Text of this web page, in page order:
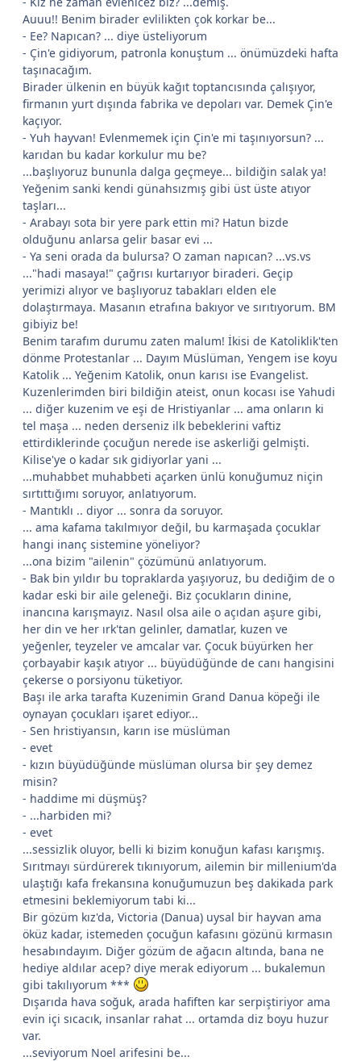
Auuu!! Benim birader evlilikten çok korkar be...
- Ee? Napıcan? ... diye üsteliyorum
- Çin'e gidiyorum, patronla konuştum ... önümüzdeki hafta
taşınacağım.
Birader ülkenin en büyük kağıt toptancısında çalışıyor,
firmanın yurt dışında fabrika ve depoları var. Demek Çin'e
kaçıyor.
- Yuh hayvan! Evlenmemek için Çin'e mi taşınıyorsun? ...
karıdan bu kadar korkulur mu be?
...başlıyoruz bununla dalga geçmeye... bildiğin salak ya!
Yeğenim sanki kendi günahsızmış gibi üst üste atıyor
taşları...
- Arabayı sota bir yere park ettin mi? Hatun bizde
olduğunu anlarsa gelir basar evi ...
- Ya seni orada da bulursa? O zaman napıcan? ...vs.vs
..."hadi masaya!" çağrısı kurtarıyor biraderi. Geçip
yerimizi alıyor ve başlıyoruz tabakları elden ele
dolaştırmaya. Masanın etrafına bakıyor ve sırıtıyorum. BM
gibiyiz be!
Benim tarafım durumu zaten malum! İkisi de Katoliklik'ten
dönme Protestanlar ... Dayım Müslüman, Yengem ise koyu
Katolik ... Yeğenim Katolik, onun karısı ise Evangelist.
Kuzenlerimden biri bildiğin ateist, onun kocası ise Yahudi
... diğer kuzenim ve eşi de Hristiyanlar ... ama onların ki
tel maşa ... neden derseniz ilk bebeklerini vaftiz
ettirdiklerinde çocuğun nerede ise askerliği gelmişti.
Kilise'ye o kadar sık gidiyorlar yani ...
...muhabbet muhabbeti açarken ünlü konuğumuz niçin
sırtıttığımı soruyor, anlatıyorum.
- Mantıklı .. diyor ... sonra da soruyor.
... ama kafama takılmıyor değil, bu karmaşada çocuklar
hangi inanç sistemine yöneliyor?
...ona bizim "ailenin" çözümünü anlatıyorum.
- Bak bin yıldır bu topraklarda yaşıyoruz, bu dediğim de o
kadar eski bir aile geleneği. Biz çocukların dinine,
inancına karışmayız. Nasıl olsa aile o açıdan aşure gibi,
her din ve her ırk'tan gelinler, damatlar, kuzen ve
yeğenler, teyzeler ve amcalar var. Çocuk büyürken her
çorbayabir kaşık atıyor ... büyüdüğünde de canı hangisini
çekerse o porsiyonu tüketiyor.
Başı ile arka tarafta Kuzenimin Grand Danua köpeği ile
oynayan çocukları işaret ediyor...
- Sen hristiyansın, karın ise müslüman
- evet
- kızın büyüdüğünde müslüman olursa bir şey demez
misin?
- haddime mi düşmüş?
- ...harbiden mi?
- evet
...sessizlik oluyor, belli ki bizim konuğun kafası karışmış.
Sırıtmayı sürdürerek tıkınıyorum, ailemin bir millenium'da
ulaştığı kafa frekansına konuğumuzun beş dakikada park
etmesini beklemiyorum tabi ki...
Bir gözüm kız'da, Victoria (Danua) uysal bir hayvan ama
öküz kadar, istemeden çocuğun kafasını gözünü kırmasın
hesabındayım. Diğer gözüm de ağacın altında, bana ne
hediye aldılar acep? diye merak ediyorum ... bukalemun
gibi takılıyorum ***
Dışarıda hava soğuk, arada hafiften kar serpiştiriyor ama
evin içi sıcacık, insanlar rahat ... ortamda diz boyu huzur
var.
...seviyorum Noel arifesini be...